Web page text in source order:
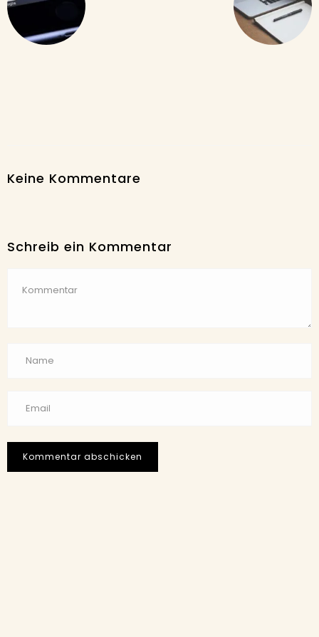
Keine Kommentare
Schreib ein Kommentar